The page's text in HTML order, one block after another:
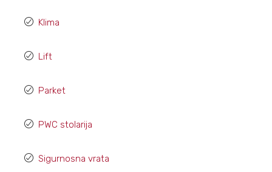
Klima
Lift
Parket
PWC stolarija
Sigurnosna vrata